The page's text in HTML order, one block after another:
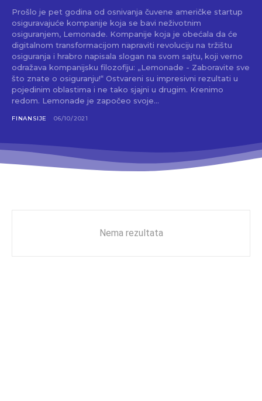
Prošlo je pet godina od osnivanja čuvene američke startup
osiguravajuće kompanije koja se bavi neživotnim
osiguranjem, Lemonade. Kompanije koja je obećala da će
digitalnom transformacijom napraviti revoluciju na tržištu
osiguranja i hrabro napisala slogan na svom sajtu, koji verno
odražava kompanijsku filozofiju: „Lemonade - Zaboravite sve
što znate o osiguranju!“ Ostvareni su impresivni rezultati u
pojedinim oblastima i ne tako sjajni u drugim. Krenimo
redom. Lemonade je započeo svoje...
FINANSIJE 06/10/2021
Nema rezultata